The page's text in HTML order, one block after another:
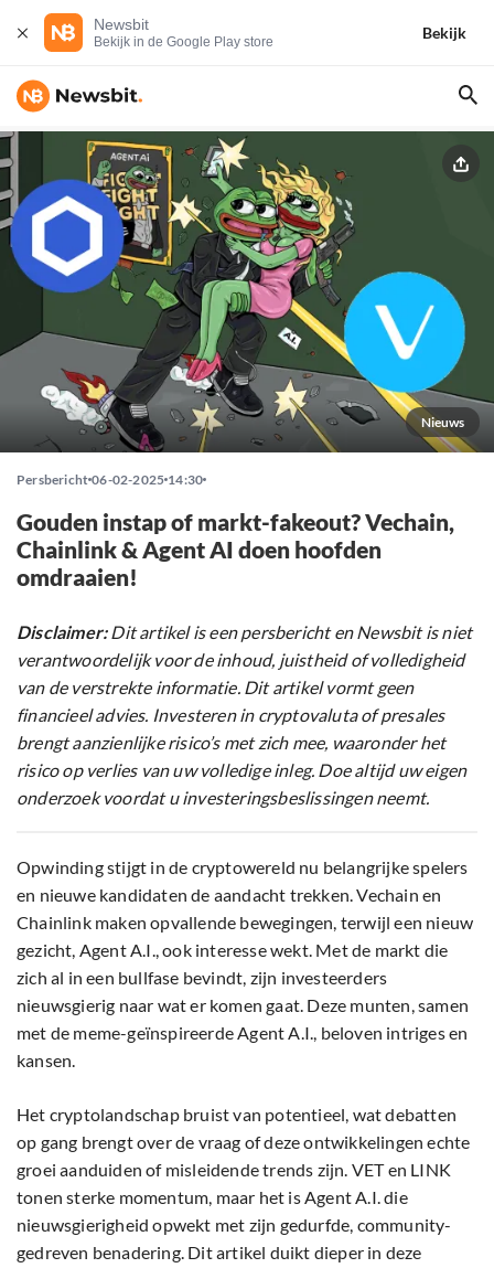
Newsbit
Bekijk in de Google Play store
Bekijk
Nieuws
Persbericht 06-02-2025 14:30
Gouden instap of markt-fakeout? Vechain,
Chainlink & Agent AI doen hoofden
omdraaien!
Disclaimer:Dit artikel is een persbericht en Newsbit is niet
verantwoordelijk voor de inhoud, juistheid of volledigheid
van de verstrekte informatie. Dit artikel vormt geen
financieel advies. Investeren in cryptovaluta of presales
brengt aanzienlijke risico’s met zich mee, waaronder het
risico op verlies van uw volledige inleg. Doe altijd uw eigen
onderzoek voordat u investeringsbeslissingen neemt.
Opwinding stijgt in de cryptowereld nu belangrijke spelers
en nieuwe kandidaten de aandacht trekken. Vechain en
Chainlink maken opvallende bewegingen, terwijl een nieuw
gezicht, Agent A.I., ook interesse wekt. Met de markt die
zich al in een bullfase bevindt, zijn investeerders
nieuwsgierig naar wat er komen gaat. Deze munten, samen
met de meme-geïnspireerde Agent A.I., beloven intriges en
kansen.
Het cryptolandschap bruist van potentieel, wat debatten
op gang brengt over de vraag of deze ontwikkelingen echte
groei aanduiden of misleidende trends zijn. VET en LINK
tonen sterke momentum, maar het is Agent A.I. die
nieuwsgierigheid opwekt met zijn gedurfde, community-
gedreven benadering. Dit artikel duikt dieper in deze